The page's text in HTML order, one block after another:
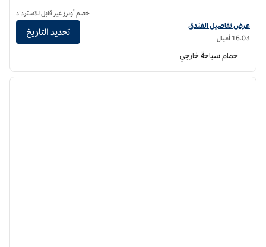
عرض تفاصيل الفندق لفندق فنادق هيلتون جاردن إن هيوستن ميديكال سنتر
عرض تفاصيل الفندق
16.03 أميال
خصم أونرز غير قابل للاسترداد
تحديد التاريخ
حمام سباحة خارجي
1 من 12
الصورة